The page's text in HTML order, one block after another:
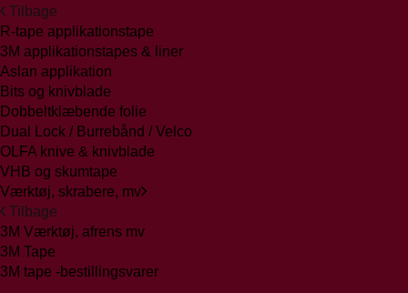
Tilbage
R-tape applikationstape
3M applikationstapes & liner
Aslan applikation
Bits og knivblade
Dobbeltklæbende folie
Dual Lock / Burrebånd / Velco
OLFA knive & knivblade
VHB og skumtape
Værktøj, skrabere, mv
Tilbage
3M Værktøj, afrens mv
3M Tape
3M tape -bestillingsvarer